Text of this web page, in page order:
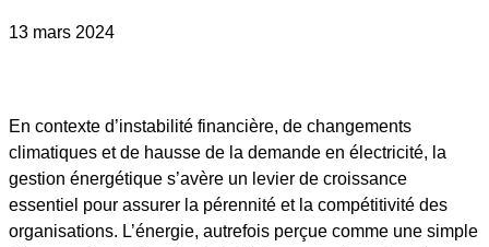
13 mars 2024
En contexte d’instabilité financière, de changements
climatiques et de hausse de la demande en électricité, la
gestion énergétique s’avère un levier de croissance
essentiel pour assurer la pérennité et la compétitivité des
organisations. L’énergie, autrefois perçue comme une simple